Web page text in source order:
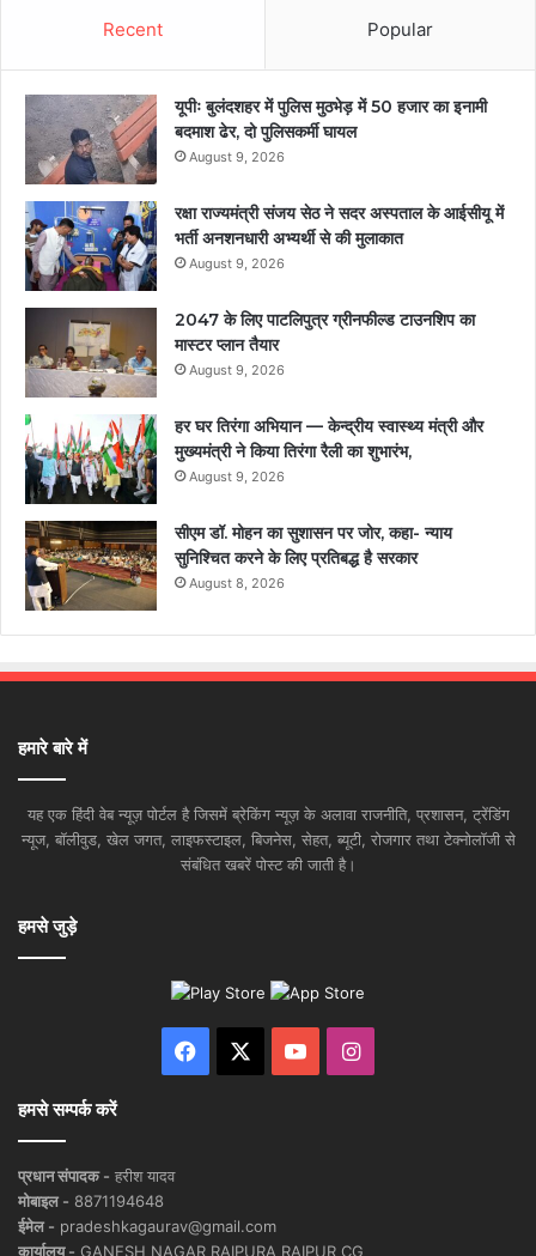
Recent Popular
यूपीः बुलंदशहर में पुलिस मुठभेड़ में 50 हजार का इनामी
बदमाश ढेर, दो पुलिसकर्मी घायल
August 9, 2026
रक्षा राज्यमंत्री संजय सेठ ने सदर अस्पताल के आईसीयू में
भर्ती अनशनधारी अभ्यर्थी से की मुलाकात
August 9, 2026
2047 के लिए पाटलिपुत्र ग्रीनफील्ड टाउनशिप का
मास्टर प्लान तैयार
August 9, 2026
हर घर तिरंगा अभियान — केन्द्रीय स्वास्थ्य मंत्री और
मुख्यमंत्री ने किया तिरंगा रैली का शुभारंभ,
August 9, 2026
सीएम डॉ. मोहन का सुशासन पर जोर, कहा- न्याय
सुनिश्चित करने के लिए प्रतिबद्ध है सरकार
August 8, 2026
हमारे बारे में
यह एक हिंदी वेब न्यूज़ पोर्टल है जिसमें ब्रेकिंग न्यूज़ के अलावा राजनीति, प्रशासन, ट्रेंडिंग
न्यूज, बॉलीवुड, खेल जगत, लाइफस्टाइल, बिजनेस, सेहत, ब्यूटी, रोजगार तथा टेक्नोलॉजी से
संबंधित खबरें पोस्ट की जाती है।
हमसे जुड़े
Facebook YouTubeInstagram
हमसे सम्पर्क करें
प्रधान संपादक - हरीश यादव
मोबाइल - 8871194648
ईमेल - pradeshkagaurav@gmail.com
कार्यालय - GANESH NAGAR RAIPURA RAIPUR CG